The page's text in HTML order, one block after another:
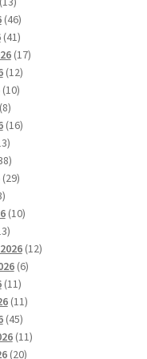
produkter
4646
produkter
4141
produkter
1717
1212
produkter
1010
88
produkter
1616
13
produkter
38
produkter
2929
13
produkter
1010
13
produkter
1212
66
1111
produkter
1111
4545
produkter
1111
2020